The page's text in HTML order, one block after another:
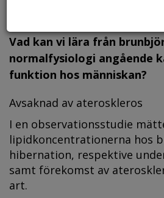
Vad kan vi lära från
normal­fysiologi angående
funktion hos människan?
Avsaknad av ateroskleros
I en observationsstudie
lipidkoncentrationerna hos
hibernation, respektive
samt förekomst av
art.